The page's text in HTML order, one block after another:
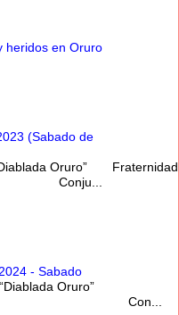
heridos en Oruro
(Sabado de
Oruro” Fraternidad
Conju...
- Sabado
“Diablada Oruro”
Incas” Con...